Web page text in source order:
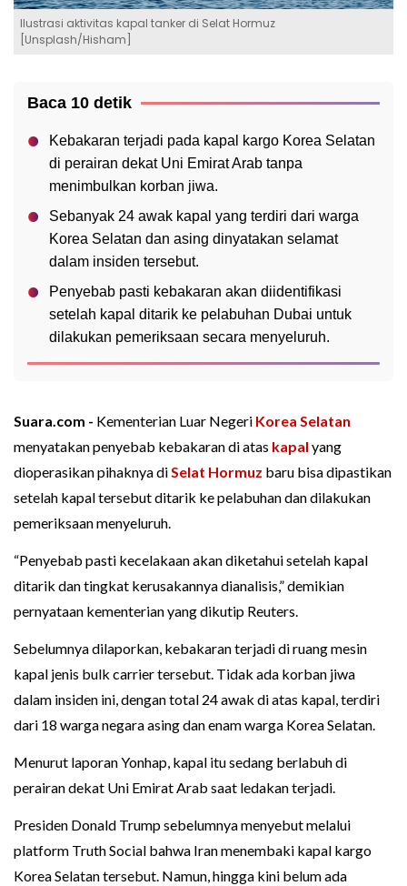
Ilustrasi aktivitas kapal tanker di Selat Hormuz
[Unsplash/Hisham]
Baca 10 detik
Kebakaran terjadi pada kapal kargo Korea Selatan
di perairan dekat Uni Emirat Arab tanpa
menimbulkan korban jiwa.
Sebanyak 24 awak kapal yang terdiri dari warga
Korea Selatan dan asing dinyatakan selamat
dalam insiden tersebut.
Penyebab pasti kebakaran akan diidentifikasi
setelah kapal ditarik ke pelabuhan Dubai untuk
dilakukan pemeriksaan secara menyeluruh.
Suara.com - Kementerian Luar Negeri Korea Selatan
menyatakan penyebab kebakaran di atas kapal yang
dioperasikan pihaknya diSelat Hormuz baru bisa dipastikan
setelah kapal tersebut ditarik ke pelabuhan dan dilakukan
pemeriksaan menyeluruh.
“Penyebab pasti kecelakaan akan diketahui setelah kapal
ditarik dan tingkat kerusakannya dianalisis,” demikian
pernyataan kementerian yang dikutip Reuters.
Sebelumnya dilaporkan, kebakaran terjadi di ruang mesin
kapal jenis bulk carrier tersebut. Tidak ada korban jiwa
dalam insiden ini, dengan total 24 awak di atas kapal, terdiri
dari 18 warga negara asing dan enam warga Korea Selatan.
Menurut laporan Yonhap, kapal itu sedang berlabuh di
perairan dekat Uni Emirat Arab saat ledakan terjadi.
Presiden Donald Trump sebelumnya menyebut melalui
platform Truth Social bahwa Iran menembaki kapal kargo
Korea Selatan tersebut. Namun, hingga kini belum ada